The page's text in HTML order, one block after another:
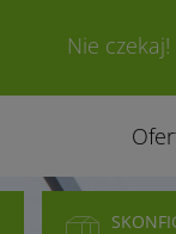
Nie czekaj!